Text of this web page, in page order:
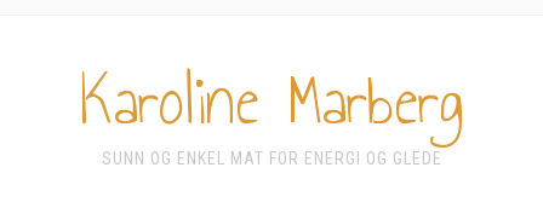
Karoline Marberg
SUNN OG ENKEL MAT FOR ENERGI OG GLEDE